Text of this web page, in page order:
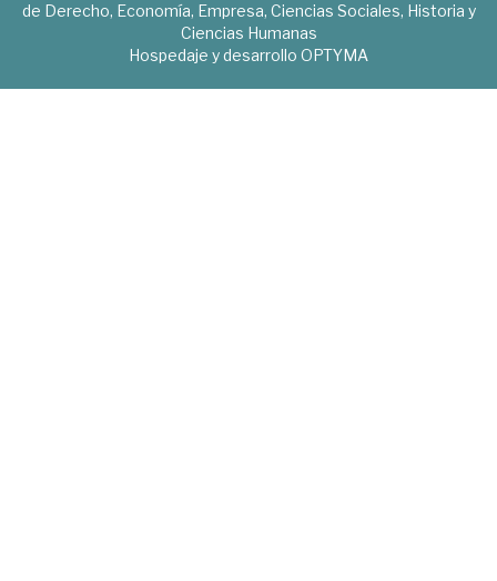
de Derecho, Economía, Empresa, Ciencias Sociales, Historia y
Ciencias Humanas
Hospedaje y desarrollo OPTYMA